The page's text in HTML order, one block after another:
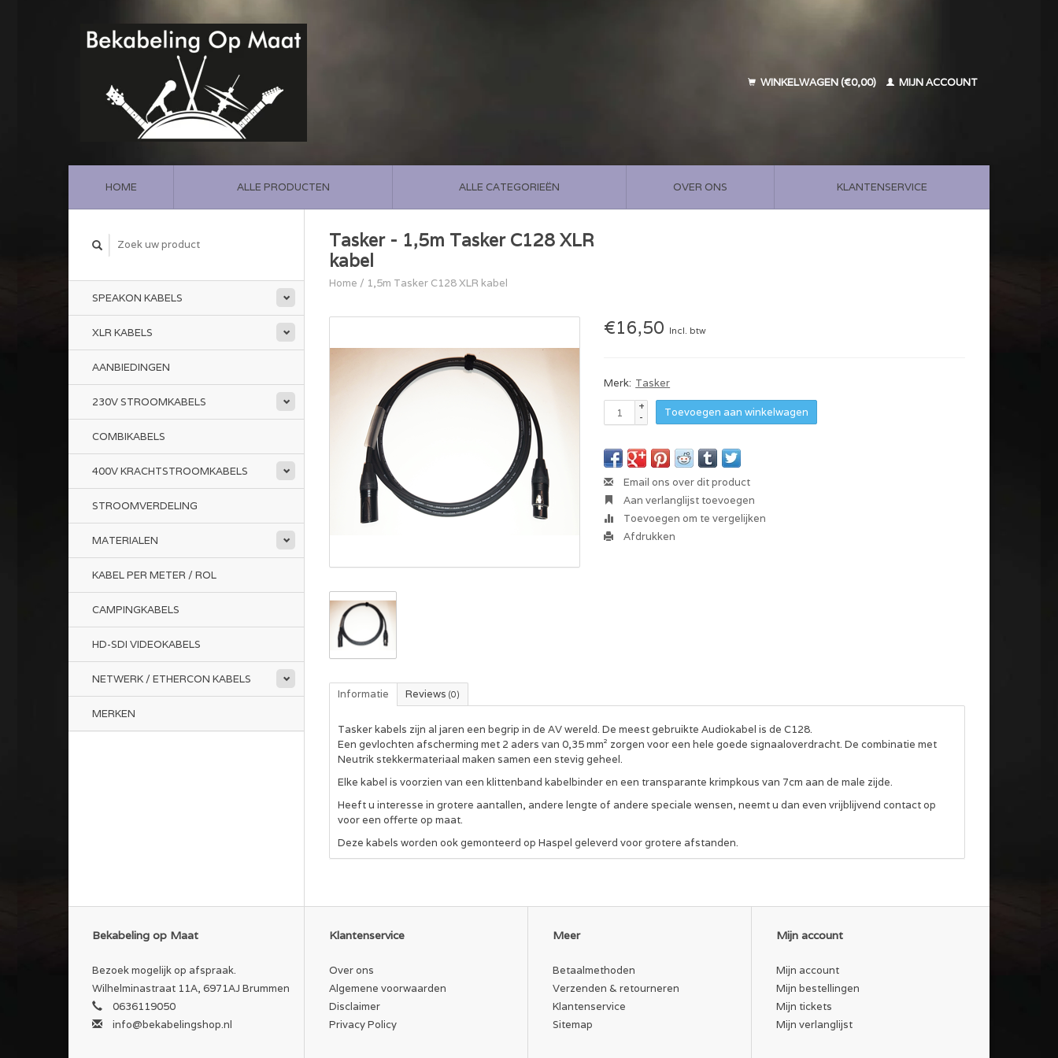
WINKELWAGEN (€0,00) MIJN ACCOUNT
HOME ALLE PRODUCTEN ALLE CATEGORIEËN OVER ONS KLANTENSERVICE
SPEAKON KABELS
XLR KABELS
AANBIEDINGEN
230V STROOMKABELS
COMBIKABELS
400V KRACHTSTROOMKABELS
STROOMVERDELING
MATERIALEN
KABEL PER METER / ROL
CAMPINGKABELS
HD-SDI VIDEOKABELS
NETWERK / ETHERCON KABELS
MERKEN
Tasker - 1,5m Tasker C128 XLR
kabel
Home / 1,5m Tasker C128 XLR kabel
€16,50 Incl. btw
Merk: Tasker
+
-
Toevoegen aan winkelwagen
Email ons over dit product
Aan verlanglijst toevoegen
Toevoegen om te vergelijken
Afdrukken
Informatie Reviews (0)
Tasker kabels zijn al jaren een begrip in de AV wereld. De meest gebruikte Audiokabel is de C128.
Een gevlochten afscherming met 2 aders van 0,35 mm² zorgen voor een hele goede signaaloverdracht. De combinatie met
Neutrik stekkermateriaal maken samen een stevig geheel.
Elke kabel is voorzien van een klittenband kabelbinder en een transparante krimpkous van 7cm aan de male zijde.
Heeft u interesse in grotere aantallen, andere lengte of andere speciale wensen, neemt u dan even vrijblijvend contact op
voor een offerte op maat.
Deze kabels worden ook gemonteerd op Haspel geleverd voor grotere afstanden.
Bekabeling op Maat
Bezoek mogelijk op afspraak.
Wilhelminastraat 11A, 6971AJ Brummen
0636119050
info@bekabelingshop.nl
Klantenservice
Over ons
Algemene voorwaarden
Disclaimer
Privacy Policy
Meer
Betaalmethoden
Verzenden & retourneren
Klantenservice
Sitemap
Mijn account
Mijn account
Mijn bestellingen
Mijn tickets
Mijn verlanglijst